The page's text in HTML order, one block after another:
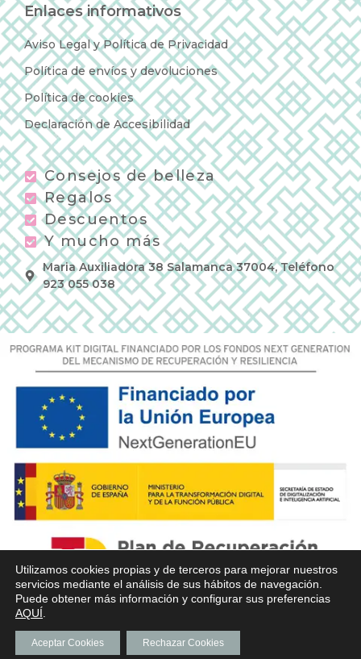
Enlaces informativos
Aviso Legal y Política de Privacidad
Política de envíos y devoluciones
Política de cookies
Declaración de Accesibilidad
Consejos de belleza
Regalos
Descuentos
Y mucho más
Maria Auxiliadora 38 Salamanca 37004, Teléfono
923 055 038
Utilizamos cookies propias y de terceros para mejorar nuestros
servicios mediante el análisis de sus hábitos de navegación.
Puede obtener más información y configurar sus preferencias
AQUÍ
Aceptar Cookies Rechazar Cookies